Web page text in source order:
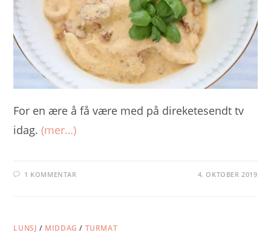
For en ære å få være med på direketesendt tv
idag.(mer…)
1 KOMMENTAR 4. OKTOBER 2019
LUNSJ / MIDDAG / TURMAT